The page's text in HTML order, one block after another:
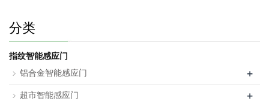
分类
指纹智能感应门
铝合金智能感应门
+
超市智能感应门 +